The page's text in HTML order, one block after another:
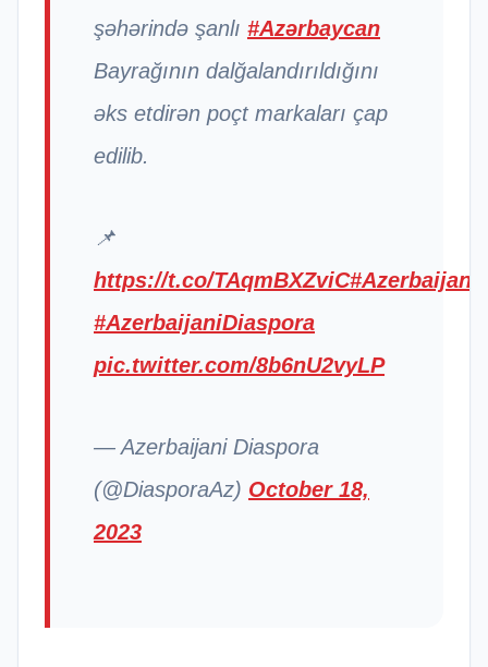
şəhərində şanlı #Azərbaycan
Bayrağının dalğalandırıldığını
əks etdirən poçt markaları çap
edilib.
📌
https://t.co/TAqmBXZviC#Azerbaijan
#AzerbaijaniDiaspora
pic.twitter.com/8b6nU2vyLP
— Azerbaijani Diaspora
(@DiasporaAz) October 18,
2023